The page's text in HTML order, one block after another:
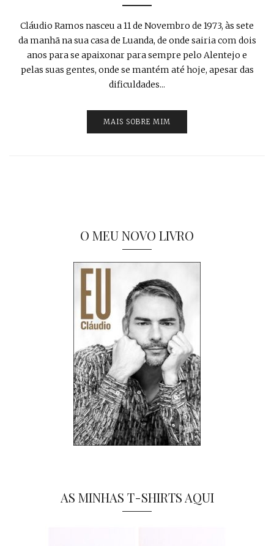
Cláudio Ramos nasceu a 11 de Novembro de 1973, às sete
da manhã na sua casa de Luanda, de onde sairia com dois
anos para se apaixonar para sempre pelo Alentejo e
pelas suas gentes, onde se mantém até hoje, apesar das
dificuldades...
MAIS SOBRE MIM
O MEU NOVO LIVRO
AS MINHAS T-SHIRTS AQUI